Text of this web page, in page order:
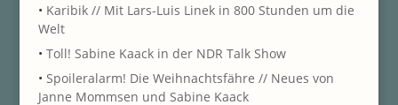
• Karibik // Mit Lars-Luis Linek in 800 Stunden um die
Welt
• Toll! Sabine Kaack in der NDR Talk Show
• Spoileralarm! Die Weihnachtsfähre // Neues von
Janne Mommsen und Sabine Kaack